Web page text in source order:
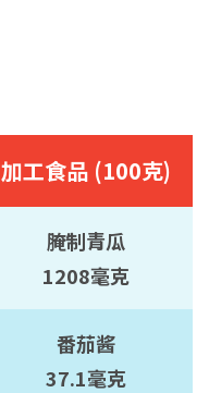
加工食品 (100克)
腌制青瓜
1208毫克
番茄酱
37.1毫克